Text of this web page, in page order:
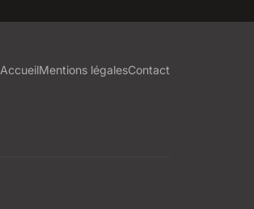
AccueilMentions légalesContact